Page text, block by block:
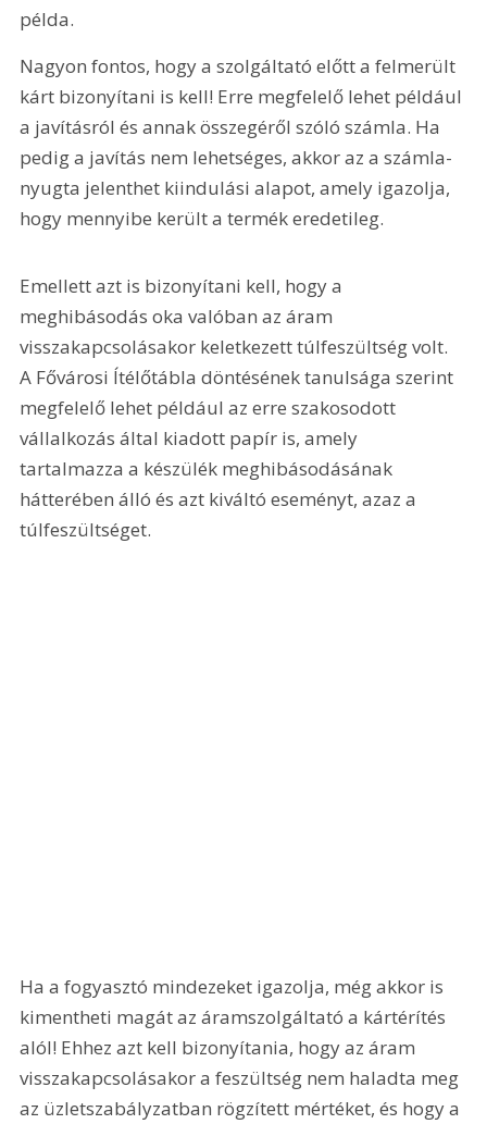
példa.
Nagyon fontos, hogy a szolgáltató előtt a felmerült
kárt bizonyítani is kell! Erre megfelelő lehet például
a javításról és annak összegéről szóló számla. Ha
pedig a javítás nem lehetséges, akkor az a számla-
nyugta jelenthet kiindulási alapot, amely igazolja,
hogy mennyibe került a termék eredetileg.
Emellett azt is bizonyítani kell, hogy a
meghibásodás oka valóban az áram
visszakapcsolásakor keletkezett túlfeszültség volt.
A Fővárosi Ítélőtábla döntésének tanulsága szerint
megfelelő lehet például az erre szakosodott
vállalkozás által kiadott papír is, amely
tartalmazza a készülék meghibásodásának
hátterében álló és azt kiváltó eseményt, azaz a
túlfeszültséget.
Ha a fogyasztó mindezeket igazolja, még akkor is
kimentheti magát az áramszolgáltató a kártérítés
alól! Ehhez azt kell bizonyítania, hogy az áram
visszakapcsolásakor a feszültség nem haladta meg
az üzletszabályzatban rögzített mértéket, és hogy a